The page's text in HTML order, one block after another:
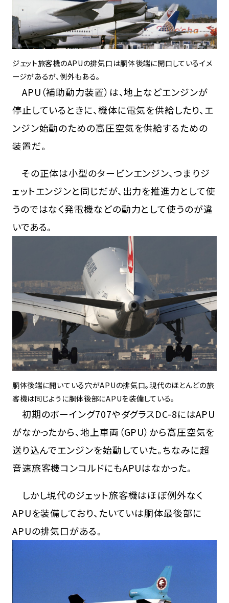
ジェット旅客機のAPUの排気口は胴体後端に開口しているイメ
ージがあるが、例外もある。
APU（補助動力装置）は、地上などエンジンが
停止しているときに、機体に電気を供給したり、エ
ンジン始動のための高圧空気を供給するための
装置だ。
その正体は小型のタービンエンジン、つまりジ
ェットエンジンと同じだが、出力を推進力として使
うのではなく発電機などの動力として使うのが違
いである。
胴体後端に開いている穴がAPUの排気口。現代のほとんどの旅
客機は同じように胴体後部にAPUを装備している。
初期のボーイング707やダグラスDC-8にはAPU
がなかったから、地上車両（GPU）から高圧空気を
送り込んでエンジンを始動していた。ちなみに超
音速旅客機コンコルドにもAPUはなかった。
しかし現代のジェット旅客機はほぼ例外なく
APUを装備しており、たいていは胴体最後部に
APUの排気口がある。